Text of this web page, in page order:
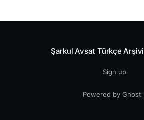
Şarkul Avsat Türkçe Arşivi
Sign up
Powered by Ghost